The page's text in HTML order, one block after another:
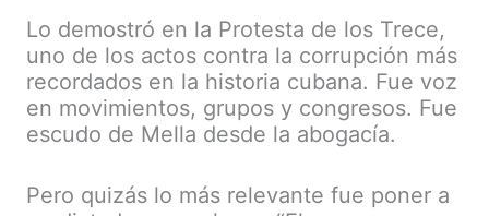
Lo demostró en la Protesta de los Trece,
uno de los actos contra la corrupción más
recordados en la historia cubana. Fue voz
en movimientos, grupos y congresos. Fue
escudo de Mella desde la abogacía.
Pero quizás lo más relevante fue poner a